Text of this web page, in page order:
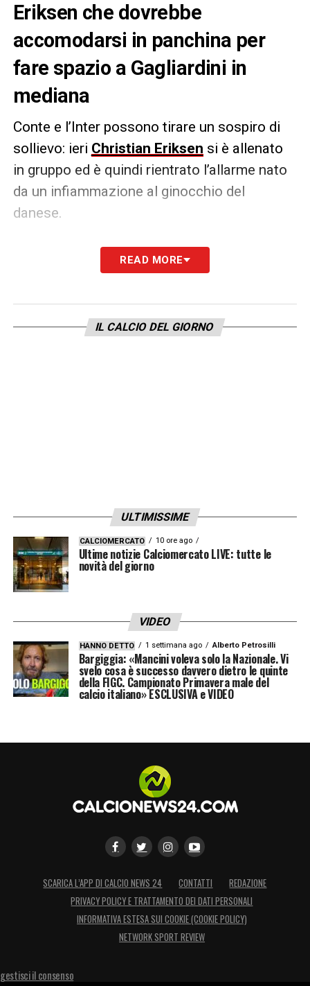
Eriksen che dovrebbe
accomodarsi in panchina per
fare spazio a Gagliardini in
mediana
Conte e l’Inter possono tirare un sospiro di
sollievo: ieri Christian Eriksen si è allenato
in gruppo ed è quindi rientrato l’allarme nato
da un infiammazione al ginocchio del
danese.
Ora toccherà a Conte decidere come
utilizzarlo. Secondo ilCorriere dello Sport
gara fisica, con il danese in campo nella
READ MORE
IL CALCIO DEL GIORNO
ULTIMISSIME
CALCIOMERCATO 10 ore ago
Ultime notizie Calciomercato LIVE: tutte le
novità del giorno
VIDEO
HANNO DETTO 1 settimana ago Alberto Petrosilli
Bargiggia: «Mancini voleva solo la Nazionale. Vi
svelo cosa è successo davvero dietro le quinte
della FIGC. Campionato Primavera male del
calcio italiano» ESCLUSIVA e VIDEO
SCARICA L’APP DI CALCIO NEWS 24 CONTATTI
REDAZIONE
PRIVACY POLICY E TRATTAMENTO DEI DATI PERSONALI
INFORMATIVA ESTESA SUI COOKIE (COOKIE POLICY)
NETWORK SPORT REVIEW
gestisci il consenso